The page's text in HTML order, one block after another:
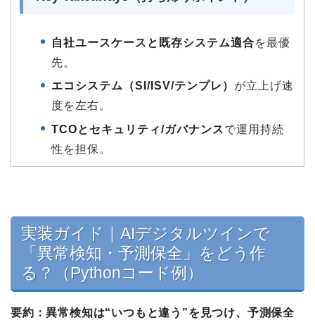
自社ユースケースと既存システム適合を最優
先。
エコシステム（SI/ISV/テンプレ） が立上げ速
度を左右。
TCOとセキュリティ/ガバナンスで運用持続
性を担保。
実装ガイド｜AIデジタルツインで
「異常検知・予測保全」をどう作
る？（Pythonコード例）
要約：異常検知は“いつもと違う”を見つけ、予測保全